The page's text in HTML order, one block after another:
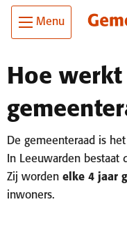
Skip To Main Content
Ga
naar
de
Menu
Hoe werkt
De gemeenteraad is
In Leeuwarden bestaat
Zij worden elke 4 jaar
inwoners.